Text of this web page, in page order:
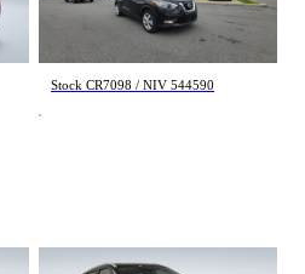
Stock CR7098 / NIV 544590